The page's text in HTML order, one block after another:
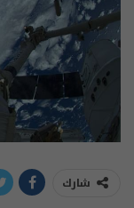
شارك